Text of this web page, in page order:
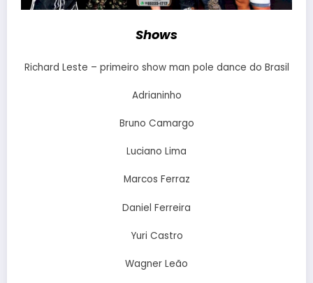
Shows
Richard Leste – primeiro show man pole dance do Brasil
Adrianinho
Bruno Camargo
Luciano Lima
Marcos Ferraz
Daniel Ferreira
Yuri Castro
Wagner Leão